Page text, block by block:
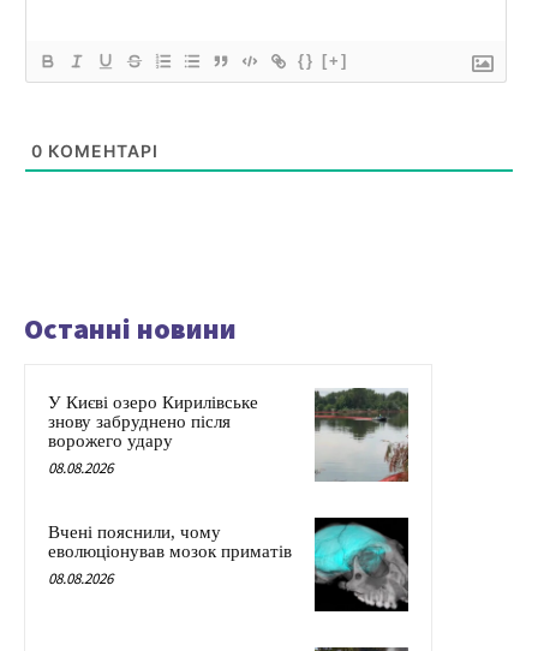
{} [+]
0 КОМЕНТАРІ
Останні новини
У Києві озеро Кирилівське
знову забруднено після
ворожего удару
08.08.2026
Вчені пояснили, чому
еволюціонував мозок приматів
08.08.2026